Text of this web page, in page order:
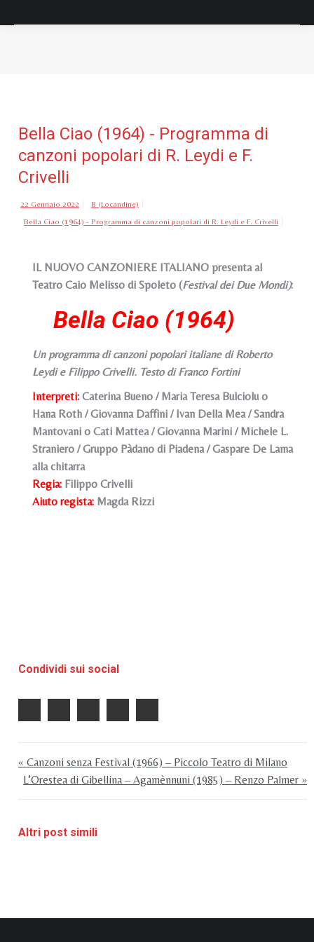
Bella Ciao (1964) - Programma di
canzoni popolari di R. Leydi e F.
Crivelli
22 Gennaio 2022 B (Locandine)
Bella Ciao (1964) - Programma di canzoni popolari di R. Leydi e F. Crivelli
IL NUOVO CANZONIERE ITALIANO presenta al
Teatro Caio Melisso di Spoleto (Festival dei Due Mondi):
Bella Ciao (1964)
Un programma di canzoni popolari italiane di Roberto
Leydi e Filippo Crivelli. Testo di Franco Fortini
Interpreti: Caterina Bueno / Maria Teresa Bulciolu o
Hana Roth / Giovanna Daffini / Ivan Della Mea / Sandra
Mantovani o Cati Mattea / Giovanna Marini / Michele L.
Straniero / Gruppo Pàdano di Piadena / Gaspare De Lama
alla chitarra
Regia: Filippo Crivelli
Aiuto regista: Magda Rizzi
Condividi sui social
« Canzoni senza Festival (1966) – Piccolo Teatro di Milano
L’Orestea di Gibellina – Agamènnuni (1985) – Renzo Palmer »
Altri post simili